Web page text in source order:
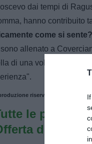
dai tempi di
hanno contribuito
come si sente?
allenato a
di una volta. Spero di
riservata
le partite
di